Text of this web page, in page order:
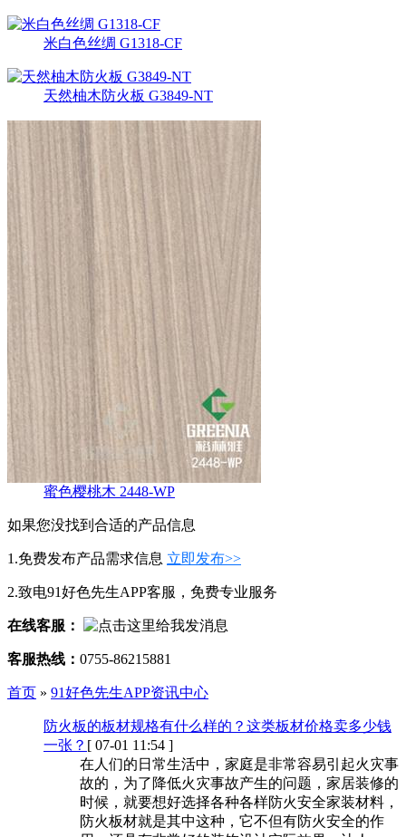
米白色丝绸 G1318-CF
天然柚木防火板 G3849-NT
蜜色樱桃木 2448-WP
如果您没找到合适的产品信息
1.免费发布产品需求信息 立即发布>>
2.致电91好色先生APP客服，免费专业服务
在线客服：
客服热线： 0755-86215881
首页 » 91好色先生APP资讯中心
防火板的板材规格有什么样的？这类板材价格卖多少钱
一张？ [ 07-01 11:54 ]
在人们的日常生活中，家庭是非常容易引起火灾事
故的，为了降低火灾事故产生的问题，家居装修的
时候，就要想好选择各种各样防火安全家装材料，
防火板材就是其中这种，它不但有防火安全的作